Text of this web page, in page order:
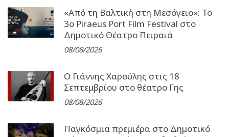
«Από τη Βαλτική στη Μεσόγειο»: Το
3o Piraeus Port Film Festival στο
Δημοτικό Θέατρο Πειραιά
08/08/2026
Ο Γιάννης Χαρούλης στις 18
Σεπτεμβρίου στο θέατρο Γης
08/08/2026
Παγκόσμια πρεμιέρα στο Δημοτικό